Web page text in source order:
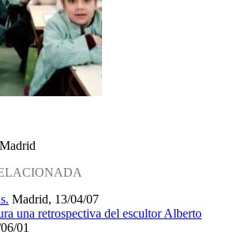
Madrid, 13/04/07
una retrospectiva del escultor Alberto
01